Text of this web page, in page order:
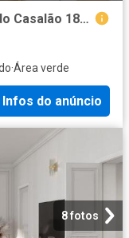
Apartamentos em Sesimbra, Alto do Casalão 182m² Castelo
·Área verde
Infos do anúncio
8 fotos